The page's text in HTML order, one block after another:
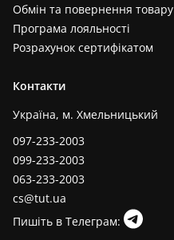
Обмін та повернення товару
Програма лояльності
Розрахунок сертифікатом
Контакти
Україна, м. Хмельницький
097-233-2003
099-233-2003
063-233-2003
cs@tut.ua
Пишіть в Телеграм: